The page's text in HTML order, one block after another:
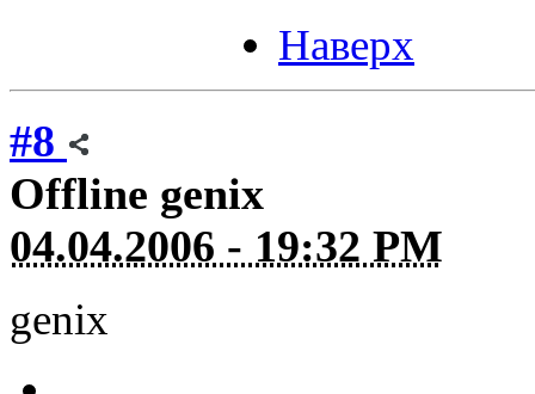
Наверх
#8
Offline genix
04.04.2006 - 19:32 PM
genix